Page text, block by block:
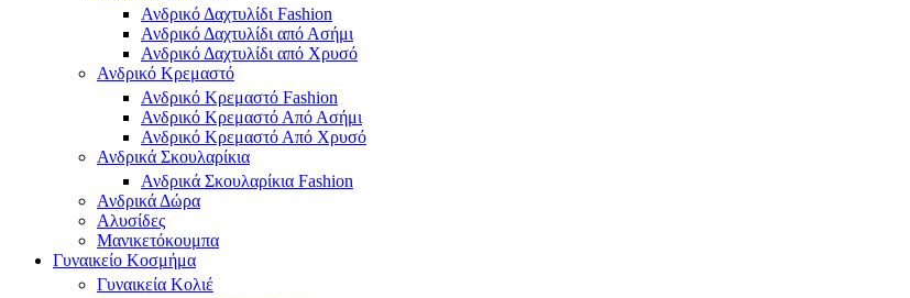
Ανδρικό Δαχτυλίδι Fashion
Ανδρικό Δαχτυλίδι από Ασήμι
Ανδρικό Δαχτυλίδι από Χρυσό
Ανδρικό Κρεμαστό
Ανδρικό Κρεμαστό Fashion
Ανδρικό Κρεμαστό Από Ασήμι
Ανδρικό Κρεμαστό Από Χρυσό
Ανδρικά Σκουλαρίκια
Ανδρικά Σκουλαρίκια Fashion
Ανδρικά Δώρα
Αλυσίδες
Μανικετόκουμπα
Γυναικείο Κοσμήμα
Γυναικεία Κολιέ